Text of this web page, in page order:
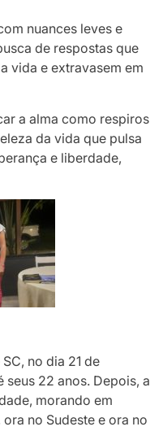
nuances leves e
de respostas que
vida e extravasem em
a alma como respiros
da vida que pulsa
e liberdade,
no dia 21 de
seus 22 anos. Depois, a
morando em
no Sudeste e ora no